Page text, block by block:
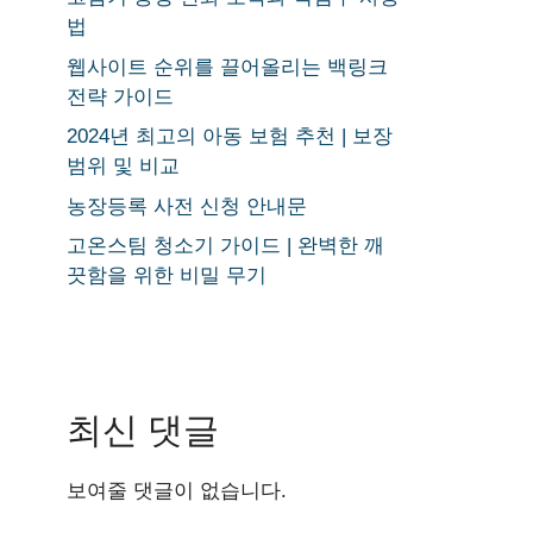
법
웹사이트 순위를 끌어올리는 백링크
전략 가이드
2024년 최고의 아동 보험 추천 | 보장
범위 및 비교
농장등록 사전 신청 안내문
고온스팀 청소기 가이드 | 완벽한 깨
끗함을 위한 비밀 무기
최신 댓글
보여줄 댓글이 없습니다.